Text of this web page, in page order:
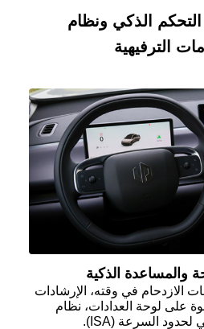
– التحكم الذكي ونظام
الترفيهية
والمساعدة الذكية
الازدحام في وقته، الإرشادات
على لوحة العدادات، نظام
لحدود السرعة (ISA)
.